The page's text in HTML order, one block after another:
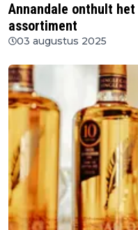
Annandale onthult
assortiment
03 augustus 2025